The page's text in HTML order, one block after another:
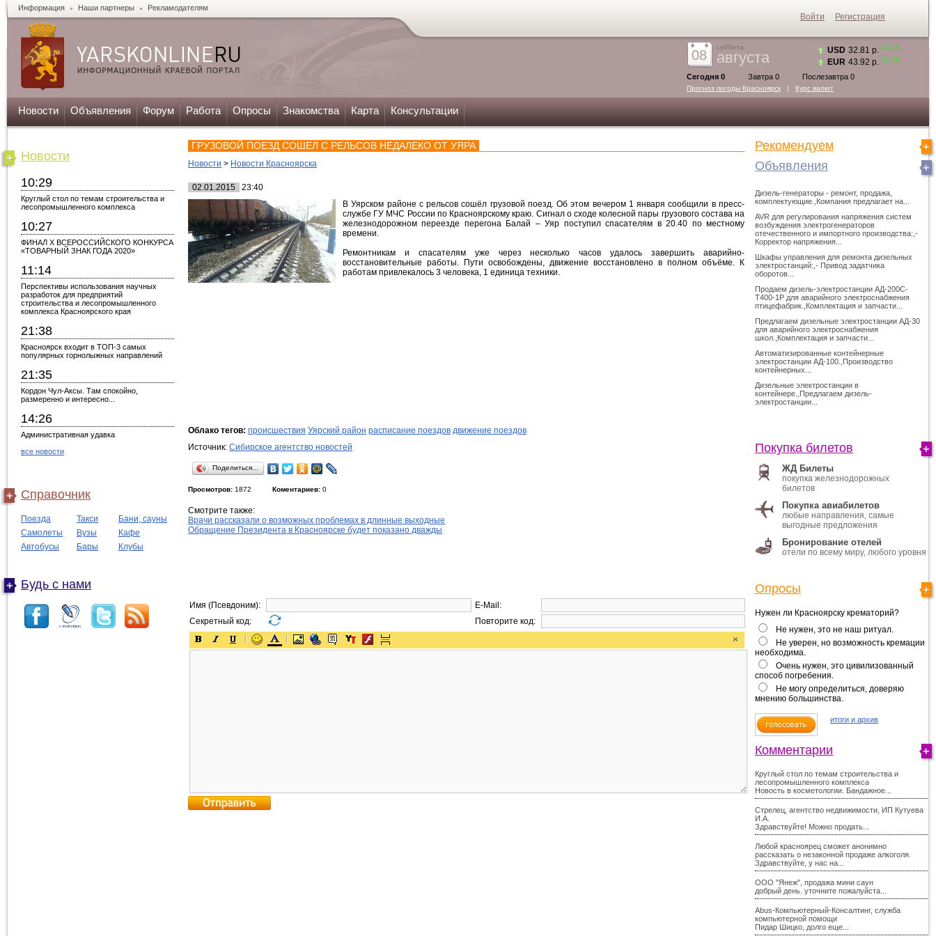
Информация Наши партнеры Рекламодателям
08
суббота
августа
Сегодня 0 Завтра 0 Послезавтра 0
Прогноз погоды Красноярск | Курс валют
USD 32.81 р. +0.15
EUR 43.92 р. +0.26
Новости Объявления Форум Работа Опросы Знакомства Карта Консультации
Новости
10:29
Круглый стол по темам строительства и
лесопромышленного комплекса
10:27
ФИНАЛ X ВСЕРОССИЙСКОГО КОНКУРСА
«ТОВАРНЫЙ ЗНАК ГОДА 2020»
11:14
Перспективы использования научных
разработок для предприятий
строительства и лесопромышленного
комплекса Красноярского края
21:38
Красноярск входит в ТОП-3 самых
популярных горнолыжных направлений
21:35
Кордон Чул-Аксы. Там спокойно,
размеренно и интересно...
14:26
Административная удавка
все новости
Справочник
Поезда Такси
Бани, сауны
Самолеты
Вузы
Кафе
Автобусы
Бары Клубы
Будь с нами
ГРУЗОВОЙ ПОЕЗД СОШЕЛ С РЕЛЬСОВ НЕДАЛЕКО ОТ УЯРА
Новости > Новости Красноярска
02.01.2015
23:40
В Уярском районе с рельсов сошёл грузовой поезд. Об этом вечером 1 января сообщили в пресс-
службе ГУ МЧС России по Красноярскому краю. Сигнал о сходе колесной пары грузового состава на
железнодорожном переезде перегона Балай – Уяр поступил спасателям в 20.40 по местному
времени.
Ремонтникам и спасателям уже через несколько часов удалось завершить аварийно-
восстановительные работы. Пути освобождены, движение восстановлено в полном объёме. К
работам привлекалось 3 человека, 1 единица техники.
Облако тегов: происшествия Уярский район расписание поездов движение поездов
Источник: Сибирское агентство новостей
Поделиться…
Просмотров: 1872 Коментариев: 0
Смотрите также:
Врачи рассказали о возможных проблемах в длинные выходные
Обращение Президента в Красноярске будет показано дважды
Имя (Псевдоним):
E-Mail:
Секретный код:
Повторите код:
Рекомендуем
Объявления
Дизель-генераторы - ремонт, продажа,
комплектующие.,Компания предлагает на...
AVR для регулирования напряжения систем
возбуждения электрогенераторов
отечественного и импортного производства:,-
Корректор напряжения...
Шкафы управления для ремонта дизельных
электростанций:,- Привод задатчика
оборотов...
Продаем дизель-электростанции АД-200С-
Т400-1Р для аварийного электроснабжения
птицефабрик.,Комплектация и запчасти...
Предлагаем дизельные электростанции АД-30
для аварийного электроснабжения
школ.,Комплектация и запчасти...
Автоматизированные контейнерные
электростанции АД-100.,Производство
контейнерных...
Дизельные электростанции в
контейнере.,Предлагаем дизель-
электростанции...
Покупка билетов
ЖД Билеты
покупка железнодорожных
билетов
Покупка авиабилетов
любые направления, самые
выгодные предложения
Бронирование отелей
отели по всему миру, любого уровня
Опросы
Нужен ли Красноярску крематорий?
Не нужен, это не наш ритуал.
Не уверен, но возможность кремации
необходима.
Очень нужен, это цивилизованный
способ погребения.
Не могу определиться, доверяю
мнению большинства.
итоги и архив
Комментарии
Круглый стол по темам строительства и
лесопромышленного комплекса
Новость в косметологии. Бандажное...
Стрелец, агентство недвижимости, ИП Кутуева
И.А.
Здравствуйте! Можно продать...
Любой красноярец сможет анонимно
рассказать о незаконной продаже алкоголя.
Здравствуйте, у нас на...
ООО "Янеж", продажа мини саун
добрый день. уточните пожалуйста...
Abus-Компьютерный-Консалтинг, служба
компьютерной помощи
Пидар Шицко, долго еще...
Войти Регистрация